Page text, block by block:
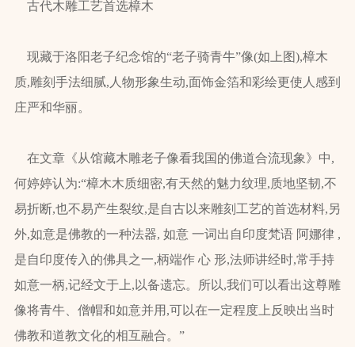
古代木雕工艺首选樟木
现藏于洛阳老子纪念馆的“老子骑青牛”像(如上图),樟木
质,雕刻手法细腻,人物形象生动,面饰金箔和彩绘更使人感到
庄严和华丽。
在文章《从馆藏木雕老子像看我国的佛道合流现象》中,
何婷婷认为:“樟木木质细密,有天然的魅力纹理,质地坚韧,不
易折断,也不易产生裂纹,是自古以来雕刻工艺的首选材料,另
外,如意是佛教的一种法器, 如意 一词出自印度梵语 阿娜律 ,
是自印度传入的佛具之一,柄端作 心 形,法师讲经时,常手持
如意一柄,记经文于上,以备遗忘。所以,我们可以看出这尊雕
像将青牛、僧帽和如意并用,可以在一定程度上反映出当时
佛教和道教文化的相互融合。”